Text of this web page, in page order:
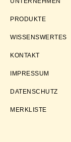
PRODUKTE
WISSENSWERTES
KONTAKT
IMPRESSUM
DATENSCHUTZ
MERKLISTE